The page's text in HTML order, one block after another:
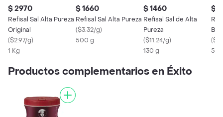
$ 2970
Refisal Sal Alta Pureza
Original
($2.97/g)
1 Kg
$ 1660
Refisal Sal Alta Pureza
($3.32/g)
500 g
$ 1460
Refisal Sal de Alta
Pureza
($11.24/g)
130 g
$
(
Productos complementarios en Éxito